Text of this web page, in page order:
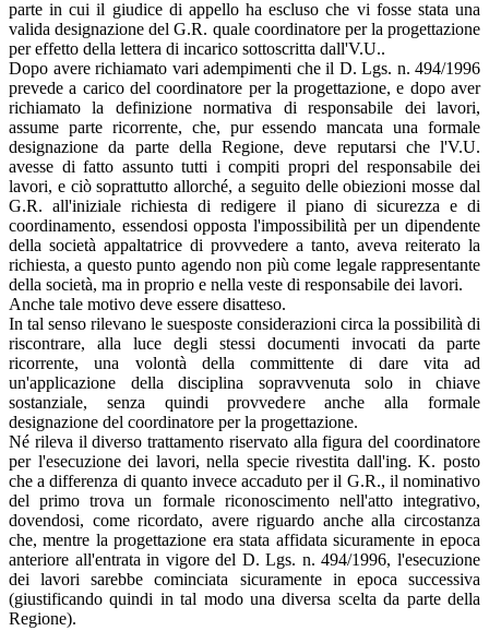
parte in cui il giudice di appello ha escluso che vi fosse stata una
valida designazione del G.R. quale coordinatore per la progettazione
per effetto della lettera di incarico sottoscritta dall'V.U..
Dopo avere richiamato vari adempimenti che il D. Lgs. n. 494/1996
prevede a carico del coordinatore per la progettazione, e dopo aver
richiamato la definizione normativa di responsabile dei lavori,
assume parte ricorrente, che, pur essendo mancata una formale
designazione da parte della Regione, deve reputarsi che l'V.U.
avesse di fatto assunto tutti i compiti propri del responsabile dei
lavori, e ciò soprattutto allorché, a seguito delle obiezioni mosse dal
G.R. all'iniziale richiesta di redigere il piano di sicurezza e di
coordinamento, essendosi opposta l'impossibilità per un dipendente
della società appaltatrice di provvedere a tanto, aveva reiterato la
richiesta, a questo punto agendo non più come legale rappresentante
della società, ma in proprio e nella veste di responsabile dei lavori.
Anche tale motivo deve essere disatteso.
In tal senso rilevano le suesposte considerazioni circa la possibilità di
riscontrare, alla luce degli stessi documenti invocati da parte
ricorrente, una volontà della committente di dare vita ad
un'applicazione della disciplina sopravvenuta solo in chiave
sostanziale, senza quindi provvedere anche alla formale
designazione del coordinatore per la progettazione.
Né rileva il diverso trattamento riservato alla figura del coordinatore
per l'esecuzione dei lavori, nella specie rivestita dall'ing. K. posto
che a differenza di quanto invece accaduto per il G.R., il nominativo
del primo trova un formale riconoscimento nell'atto integrativo,
dovendosi, come ricordato, avere riguardo anche alla circostanza
che, mentre la progettazione era stata affidata sicuramente in epoca
anteriore all'entrata in vigore del D. Lgs. n. 494/1996, l'esecuzione
dei lavori sarebbe cominciata sicuramente in epoca successiva
(giustificando quindi in tal modo una diversa scelta da parte della
Regione).